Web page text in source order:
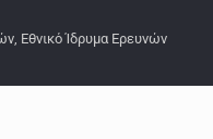
Εθνικό Ίδρυμα Ερευνών